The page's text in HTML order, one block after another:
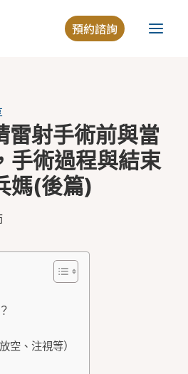
預約諮詢
雷射手術前與當
手術過程與結束
媽(後篇)
空、注視等）